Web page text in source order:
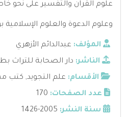
علوم القرآن والتفسير على نحو
وعلوم الدعوة والعلوم الإسلامية
المؤلف: عبدالدائم الأزهري
الناشر: دار الصحابة للتراث
الأقسام: علم التجويد, كتب
عدد الصفحات: 170
سنة النشر: 2005-1426